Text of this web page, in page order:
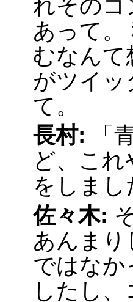
れそのコ
あって。
むなんて
がツイ
て。
長村:
「
ど、こ
をしまし
佐々木:
あんまり
ではなか
したし